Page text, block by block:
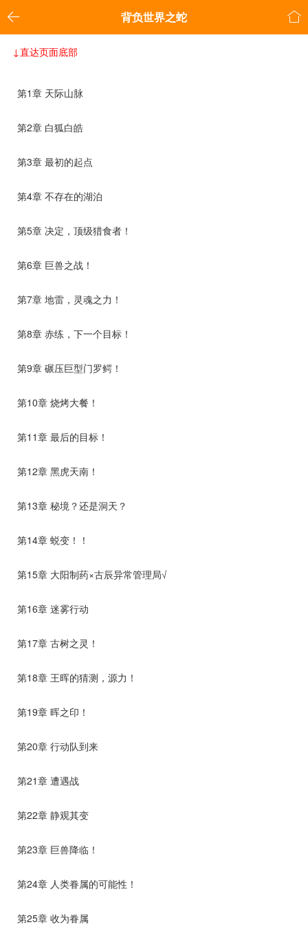
 背负世界之蛇 
↓直达页面底部
第1章 天际山脉
第2章 白狐白皓
第3章 最初的起点
第4章 不存在的湖泊
第5章 决定，顶级猎食者！
第6章 巨兽之战！
第7章 地雷，灵魂之力！
第8章 赤练，下一个目标！
第9章 碾压巨型门罗鳄！
第10章 烧烤大餐！
第11章 最后的目标！
第12章 黑虎天南！
第13章 秘境？还是洞天？
第14章 蜕变！！
第15章 大阳制药×古辰异常管理局√
第16章 迷雾行动
第17章 古树之灵！
第18章 王晖的猜测，源力！
第19章 晖之印！
第20章 行动队到来
第21章 遭遇战
第22章 静观其变
第23章 巨兽降临！
第24章 人类眷属的可能性！
第25章 收为眷属